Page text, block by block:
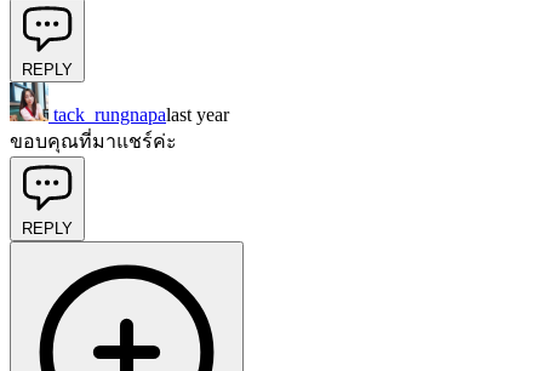
REPLY
tack_rungnapalast year
ขอบคุณที่มาแชร์ค่ะ
REPLY